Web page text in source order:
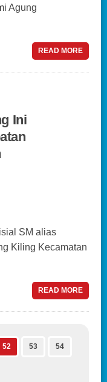
Agung
READ MORE
Ini
SM alias
Kiling Kecamatan
READ MORE
52 53 54